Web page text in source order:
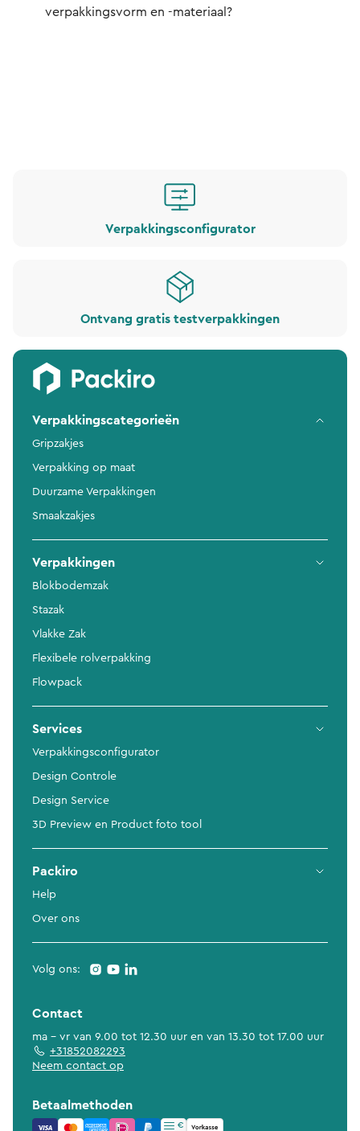
verpakkingsvorm en -materiaal?
Verpakkingsconfigurator
Ontvang gratis testverpakkingen
Verpakkingscategorieën
Gripzakjes
Verpakking op maat
Duurzame Verpakkingen
Smaakzakjes
Verpakkingen
Blokbodemzak
Stazak
Vlakke Zak
Flexibele rolverpakking
Flowpack
Services
Verpakkingsconfigurator
Design Controle
Design Service
3D Preview en Product foto tool
Packiro
Help
Over ons
Volg ons:
Contact
ma - vr van 9.00 tot 12.30 uur en van 13.30 tot 17.00 uur
+31852082293
Neem contact op
Betaalmethoden